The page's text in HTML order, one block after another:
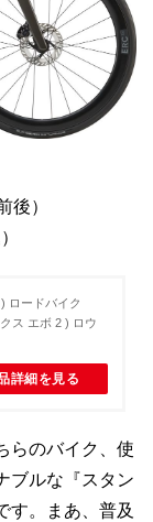
後）
ロードバイク
ス エボ 2 ) ロウ
詳細を見る
らのバイク、使
ブルな『スタン
す。まあ、普及